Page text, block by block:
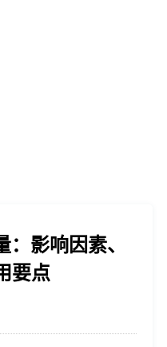
影响因素、
要点